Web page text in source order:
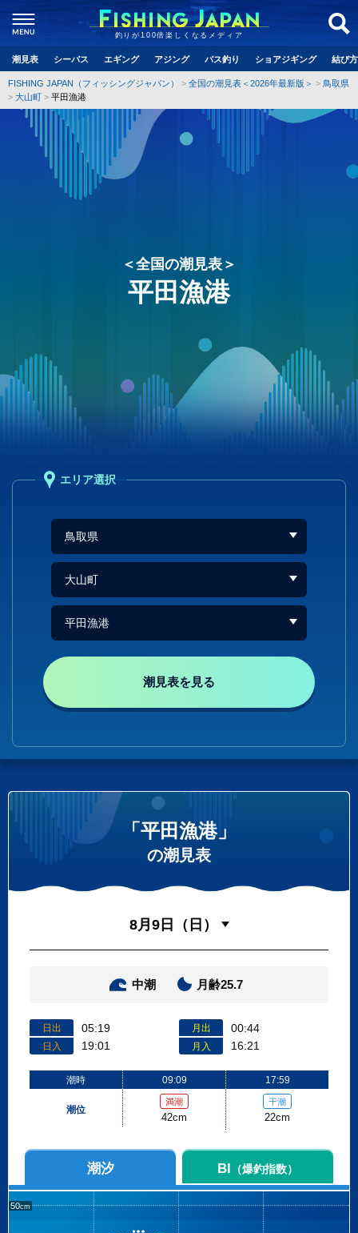
釣りが100倍楽しくなるメディア
潮見表 シーバス エギング アジング バス釣り ショアジギング 結び
FISHING JAPAN（フィッシングジャパン） 全国の潮見表＜2026年最新版＞
鳥取県
大山町
平田漁港
＜全国の潮見表＞
平田漁港
エリア選択
潮見表を見る
「平田漁港」
の潮見表
中潮 月齢25.7
日出 05:19
日入 19:01
月出 00:44
月入 16:21
潮時
潮位
09:09
満潮
42cm
17:59
干潮
22cm
潮汐 BI （爆釣指数）
50